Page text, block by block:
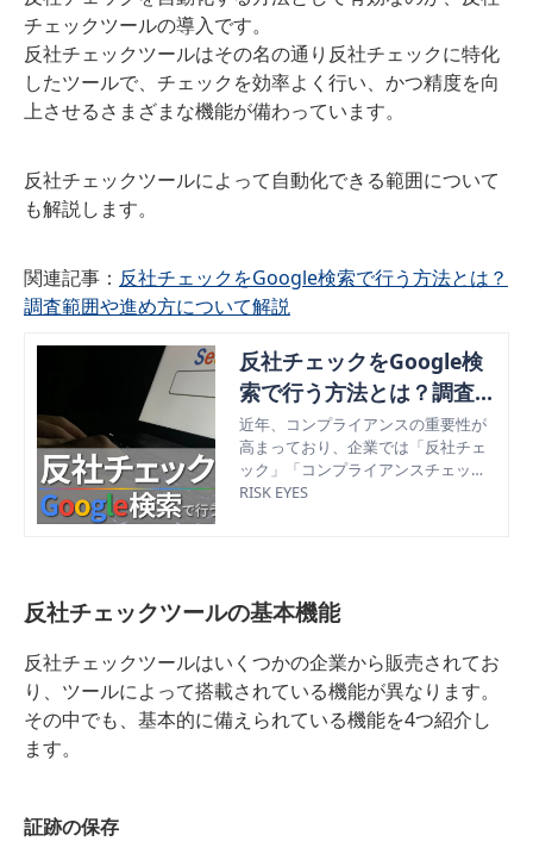
チェックツールの導入です。
反社チェックツールはその名の通り反社チェックに特化
したツールで、チェックを効率よく行い、かつ精度を向
上させるさまざまな機能が備わっています。
反社チェックツールによって自動化できる範囲について
も解説します。
関連記事： 反社チェックをGoogle検索で行う方法とは？
調査範囲や進め方について解説
反社チェックをGoogle検
索で行う方法とは？調査範
囲や進め方について解説
近年、コンプライアンスの重要性が
高まっており、企業では「反社チェ
ック」「コンプライアンスチェッ
ク」というキーワードが注目を浴び
RISK EYES
反社チェックツールの基本機能
反社チェックツールはいくつかの企業から販売されてお
り、ツールによって搭載されている機能が異なります。
その中でも、基本的に備えられている機能を4つ紹介し
ます。
証跡の保存